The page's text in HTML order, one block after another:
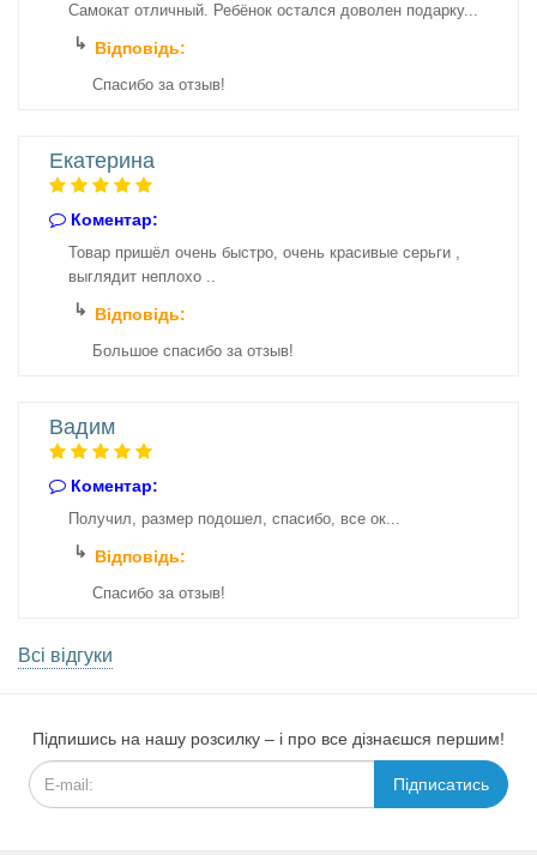
Самокат отличный. Ребёнок остался доволен подарку...
Відповідь:
Спасибо за отзыв!
Екатерина
Коментар:
Товар пришёл очень быстро, очень красивые серьги ,
выглядит неплохо ..
Відповідь:
Большое спасибо за отзыв!
Вадим
Коментар:
Получил, размер подошел, спасибо, все ок...
Відповідь:
Спасибо за отзыв!
Всі відгуки
Підпишись на нашу розсилку – і про все дізнаєшся першим!
Підписатись